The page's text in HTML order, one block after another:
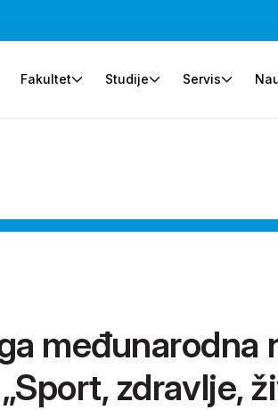
Fakultet Studije Servis
međunarodna
zdravlje,